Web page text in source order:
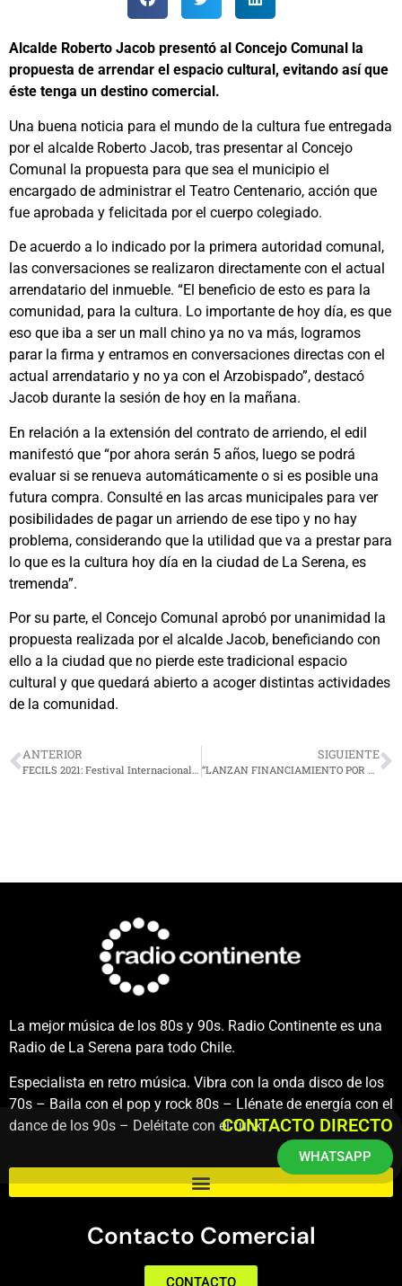
Alcalde Roberto Jacob presentó al Concejo Comunal la
propuesta de arrendar el espacio cultural, evitando así que
éste tenga un destino comercial.
Una buena noticia para el mundo de la cultura fue entregada
por el alcalde Roberto Jacob, tras presentar al Concejo
Comunal la propuesta para que sea el municipio el
encargado de administrar el Teatro Centenario, acción que
fue aprobada y felicitada por el cuerpo colegiado.
De acuerdo a lo indicado por la primera autoridad comunal,
las conversaciones se realizaron directamente con el actual
arrendatario del inmueble. “El beneficio de esto es para la
comunidad, para la cultura. Lo importante de hoy día, es que
eso que iba a ser un mall chino ya no va más, logramos
parar la firma y entramos en conversaciones directas con el
actual arrendatario y no ya con el Arzobispado”, destacó
Jacob durante la sesión de hoy en la mañana.
En relación a la extensión del contrato de arriendo, el edil
manifestó que “por ahora serán 5 años, luego se podrá
evaluar si se renueva automáticamente o si es posible una
futura compra. Consulté en las arcas municipales para ver
posibilidades de pagar un arriendo de ese tipo y no hay
problema, considerando que la utilidad que va a prestar para
lo que es la cultura hoy día en la ciudad de La Serena, es
tremenda”.
Por su parte, el Concejo Comunal aprobó por unanimidad la
propuesta realizada por el alcalde Jacob, beneficiando con
ello a la ciudad que no pierde este tradicional espacio
cultural y que quedará abierto a acoger distintas actividades
de la comunidad.
ANTERIOR
FECILS 2021: Festival Internacional de Cine gratuito del 26 al 30 de octubre
SIGUIENTE
“LANZAN FINANCIAMIENTO POR MÁS DE 350 MILLONES PARA MICRO Y PEQUEÑAS EMPRESAS REGIONALES AFECTADAS POR LA PANDEMIA”
La mejor música de los 80s y 90s. Radio Continente es una
Radio de La Serena para todo Chile.
Especialista en retro música. Vibra con la onda disco de los
70s – Baila con el pop y rock 80s – Llénate de energía con el
dance de los 90s – Deléitate con el funk.
Contacto Comercial
CONTACTO
CONTACTO DIRECTO
WHATSAPP